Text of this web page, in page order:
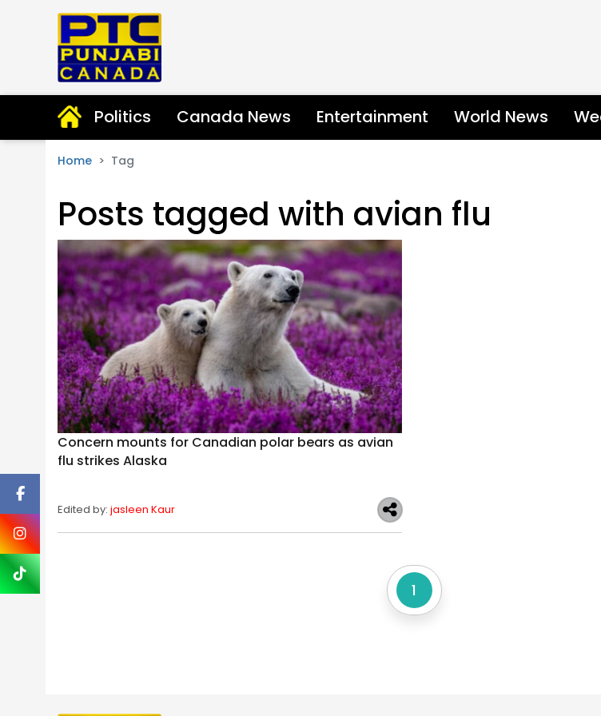
Politics Canada News Entertainment World News
Home Tag
Posts tagged with avian flu
Concern mounts for Canadian polar bears as avian
flu strikes Alaska
Edited by: jasleen Kaur
1